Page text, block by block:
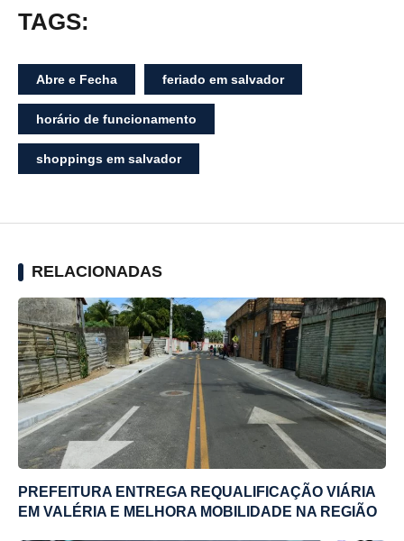
TAGS:
Abre e Fecha feriado em salvador
horário de funcionamento
shoppings em salvador
RELACIONADAS
PREFEITURA ENTREGA REQUALIFICAÇÃO VIÁRIA
EM VALÉRIA E MELHORA MOBILIDADE NA REGIÃO